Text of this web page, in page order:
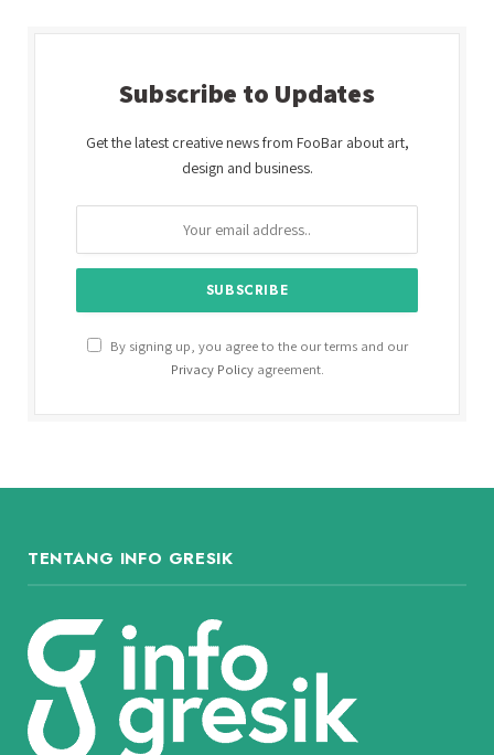
Subscribe to Updates
Get the latest creative news from FooBar about art,
design and business.
By signing up, you agree to the our terms and our
Privacy Policyagreement.
TENTANG INFO GRESIK